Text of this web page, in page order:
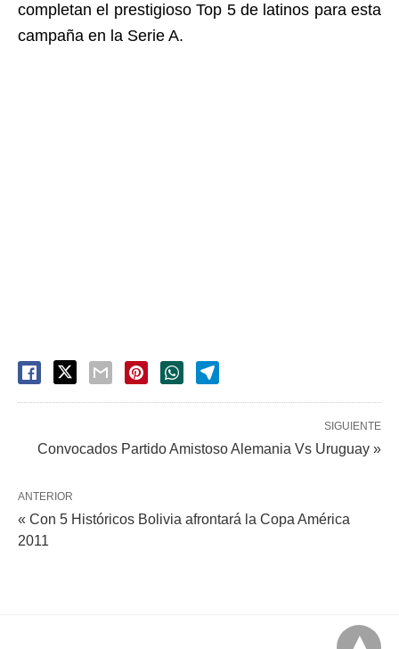
completan el prestigioso Top 5 de latinos para esta
campaña en la Serie A.
SIGUIENTE
Convocados Partido Amistoso Alemania Vs Uruguay »
ANTERIOR
« Con 5 Históricos Bolivia afrontará la Copa América
2011